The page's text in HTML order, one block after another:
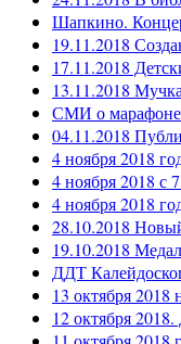
Шапкино.
19.11.2018
17.11.2018
13.11.2018
СМИ о
04.11.2018
4 ноября 2018
4 ноября 2018
4 ноября 2018
28.10.2018
19.10.2018
ДДТ
13 октября
12 октября